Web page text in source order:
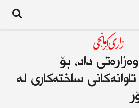
داد، بۆ
ساختەکاری لە